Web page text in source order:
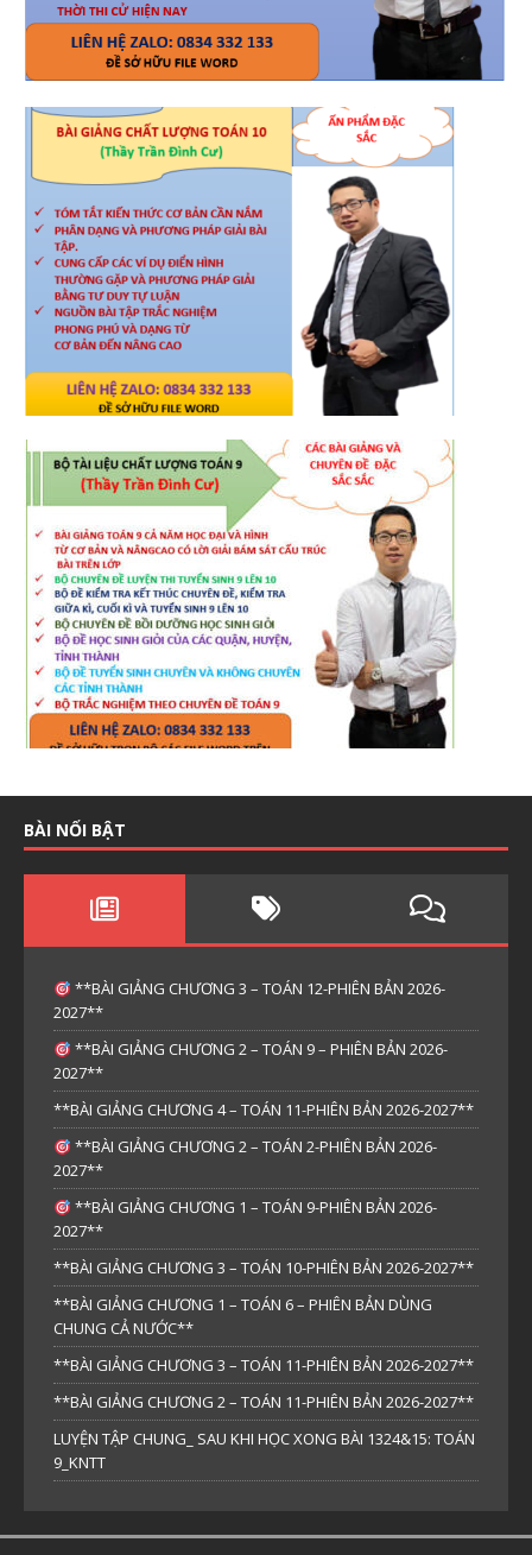
BÀI NỔI BẬT
**BÀI GIẢNG CHƯƠNG 3 – TOÁN 12-PHIÊN BẢN 2026-
2027**
**BÀI GIẢNG CHƯƠNG 2 – TOÁN 9 – PHIÊN BẢN 2026-
2027**
**BÀI GIẢNG CHƯƠNG 4 – TOÁN 11-PHIÊN BẢN 2026-2027**
**BÀI GIẢNG CHƯƠNG 2 – TOÁN 2-PHIÊN BẢN 2026-
2027**
**BÀI GIẢNG CHƯƠNG 1 – TOÁN 9-PHIÊN BẢN 2026-
2027**
**BÀI GIẢNG CHƯƠNG 3 – TOÁN 10-PHIÊN BẢN 2026-2027**
**BÀI GIẢNG CHƯƠNG 1 – TOÁN 6 – PHIÊN BẢN DÙNG
CHUNG CẢ NƯỚC**
**BÀI GIẢNG CHƯƠNG 3 – TOÁN 11-PHIÊN BẢN 2026-2027**
**BÀI GIẢNG CHƯƠNG 2 – TOÁN 11-PHIÊN BẢN 2026-2027**
LUYỆN TẬP CHUNG_ SAU KHI HỌC XONG BÀI 1324&15: TOÁN
9_KNTT